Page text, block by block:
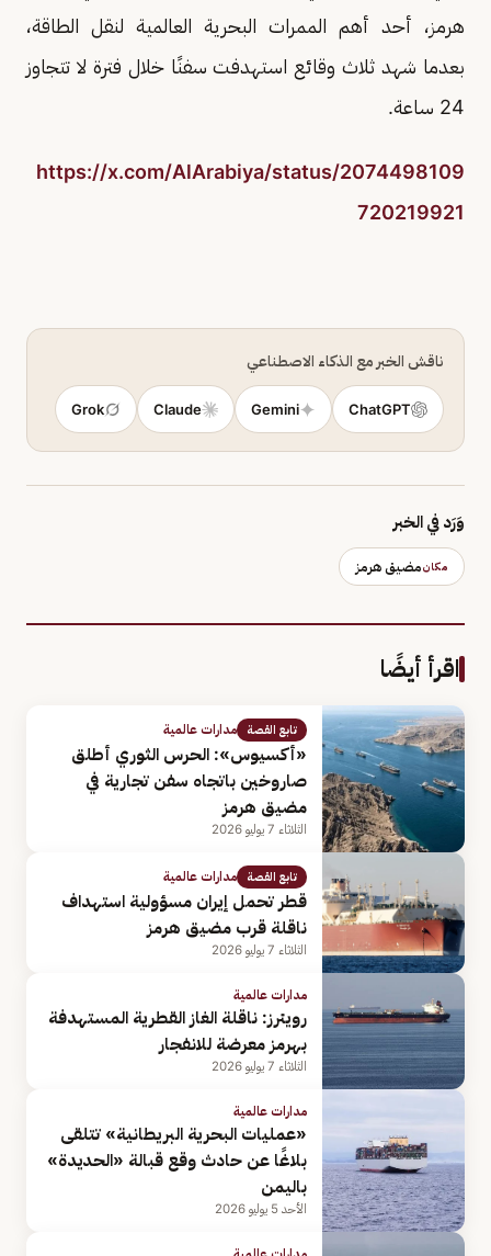
هرمز، أحد أهم الممرات البحرية العالمية لنقل الطاقة،
بعدما شهد ثلاث وقائع استهدفت سفنًا خلال فترة لا تتجاوز
24 ساعة.
https://x.com/AlArabiya/status/2074498109
720219921
ناقش الخبر مع الذكاء الاصطناعي
ChatGPT
Gemini
Claude
Grok
وَرَد في الخبر
مكانمضيق هرمز
اقرأ أيضًا
تابع القصة مدارات عالمية
«أكسيوس»: الحرس الثوري أطلق
صاروخين باتجاه سفن تجارية في
مضيق هرمز
الثلاثاء 7 يوليو 2026
تابع القصة مدارات عالمية
قطر تحمل إيران مسؤولية استهداف
ناقلة قرب مضيق هرمز
الثلاثاء 7 يوليو 2026
مدارات عالمية
رويترز: ناقلة الغاز القطرية المستهدفة
بهرمز معرضة للانفجار
الثلاثاء 7 يوليو 2026
مدارات عالمية
«عمليات ​البحرية البريطانية» تتلقى
بلاغًا عن حادث وقع قبالة «الحديدة»
باليمن
الأحد 5 يوليو 2026